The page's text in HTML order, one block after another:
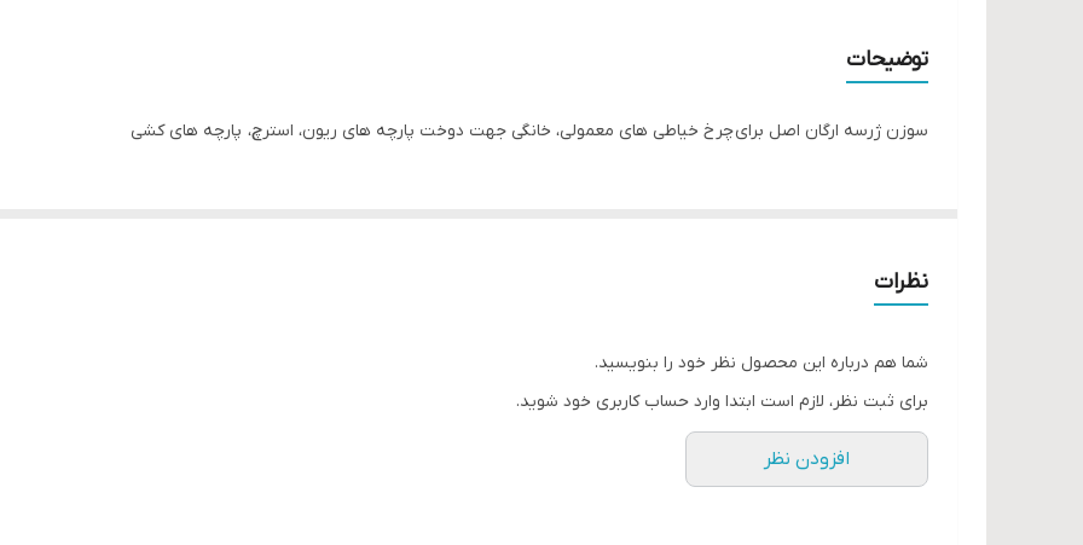
توضیحات
سوزن ژرسه ارگان اصل برای چرخ خیاطی های معمولی، خانگی جهت دوخت پارچه های ریون، استرچ، پارچه های کشی
نظرات
شما هم درباره این محصول نظر خود را بنویسید.
برای ثبت نظر، لازم است ابتدا وارد حساب کاربری خود شوید.
افزودن نظر